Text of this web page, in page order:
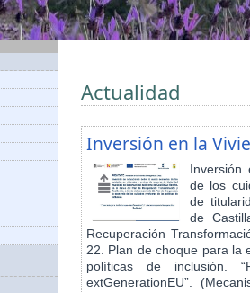
Actualidad
Inversión en la
Inversión
de los
de
de
Recuperación
22. Plan de choque para la
políticas de inclusión.
extGenerationEU”.